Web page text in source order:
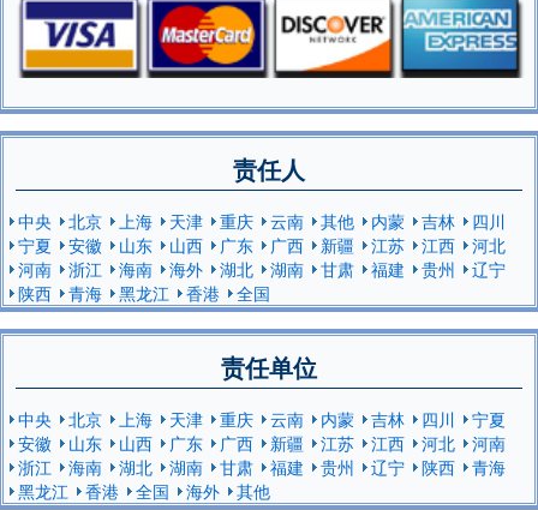
责任人
中央 北京 上海 天津 重庆 云南 其他 内蒙 吉林
四川
宁夏
安徽 山东 山西 广东 广西 新疆 江苏 江西
河北
河南
浙江 海南 海外 湖北 湖南 甘肃 福建 贵州
辽宁
陕西
青海 黑龙江 香港 全国
责任单位
中央 北京 上海 天津 重庆 云南 内蒙 吉林 四川
宁夏
安徽
山东 山西 广东 广西 新疆 江苏 江西 河北
河南
浙江
海南 湖北 湖南 甘肃 福建 贵州 辽宁 陕西
青海
黑龙江
香港 全国 海外 其他